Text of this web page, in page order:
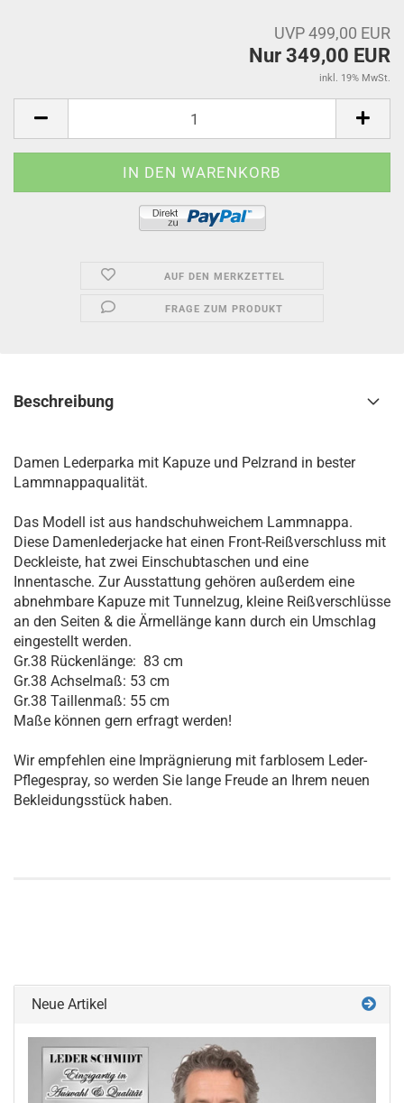
UVP 499,00 EUR
Nur 349,00 EUR
inkl. 19% MwSt.
AUF DEN MERKZETTEL
FRAGE ZUM PRODUKT
Beschreibung
Damen Lederparka mit Kapuze und Pelzrand in bester
Lammnappaqualität.
Das Modell ist aus handschuhweichem Lammnappa.
Diese Damenlederjacke hat einen Front-Reißverschluss mit
Deckleiste, hat zwei Einschubtaschen und eine
Innentasche. Zur Ausstattung gehören außerdem eine
abnehmbare Kapuze mit Tunnelzug, kleine Reißverschlüsse
an den Seiten & die Ärmellänge kann durch ein Umschlag
eingestellt werden.
Gr.38 Rückenlänge: 83 cm
Gr.38 Achselmaß: 53 cm
Gr.38 Taillenmaß: 55 cm
Maße können gern erfragt werden!
Wir empfehlen eine Imprägnierung mit farblosem Leder-
Pflegespray, so werden Sie lange Freude an Ihrem neuen
Bekleidungsstück haben.
Neue Artikel